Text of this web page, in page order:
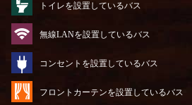
トイレを設置しているバス
無線LANを設置しているバス
コンセントを設置しているバス
フロントカーテンを設置しているバス